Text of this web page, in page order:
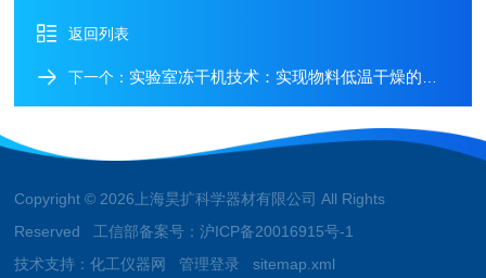
返回列表
下一个： 实验室冻干机技术：实现物料低温干燥的新途径
Copyright © 2026上海昊扩科学器材有限公司 All Rights
Reserved 工信部备案号：沪ICP备20016915号-1
技术支持：化工仪器网 管理登录 sitemap.xml